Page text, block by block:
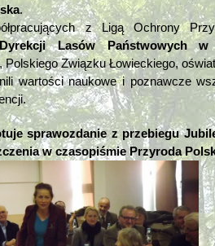
.
z Ligą Ochrony
Dyrekcji Lasów Państwowych
Polskiego Związku Łowieckiego,
wartości naukowe i poznawcze
sprawozdanie z przebiegu
w czasopiśmie Przyroda